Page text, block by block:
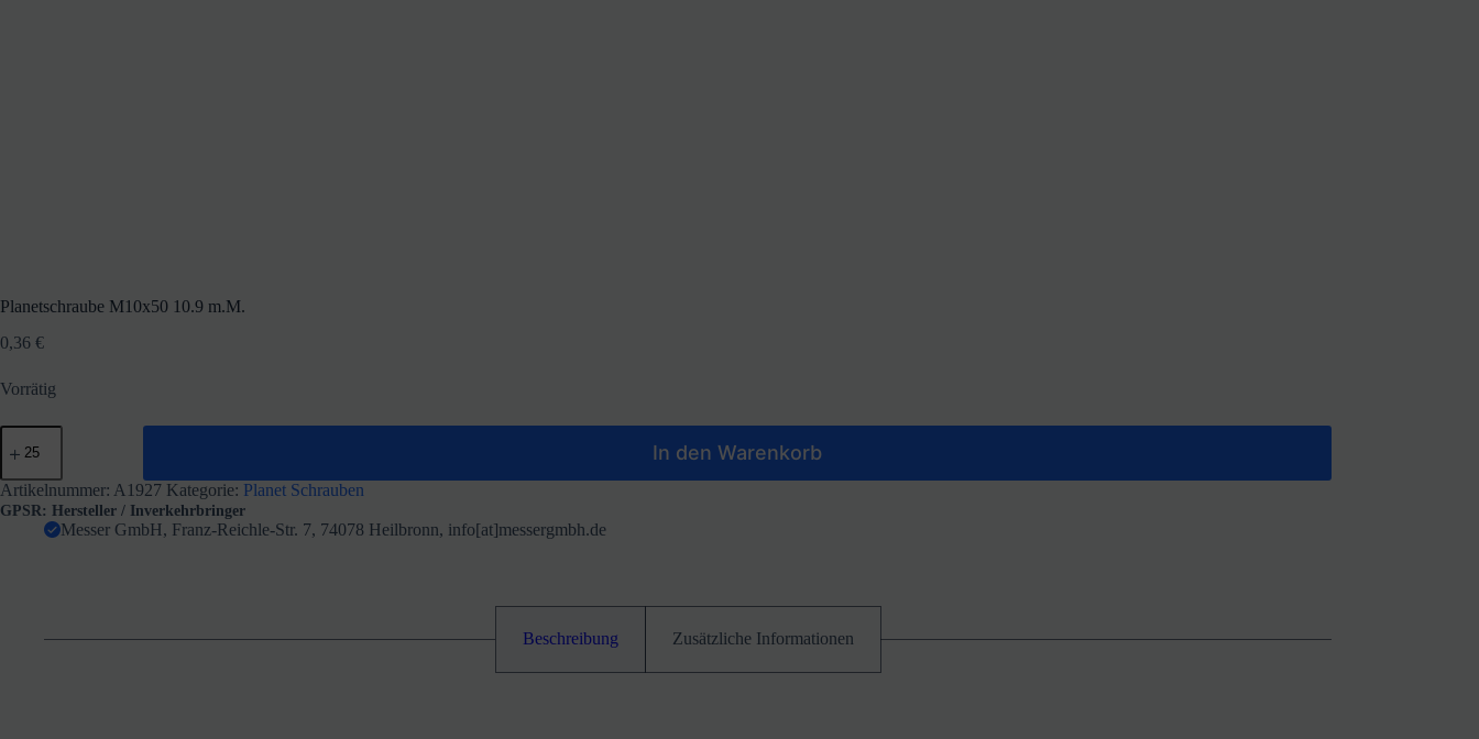
Planetschraube M10x50 10.9 m.M.
0,36 €
Vorrätig
Planetschraube
M10x50
m.M.
Menge
In den Warenkorb
Artikelnummer: A1927 Kategorie: Planet Schrauben
GPSR: Hersteller / Inverkehrbringer
Messer GmbH, Franz-Reichle-Str. 7, 74078 Heilbronn, info[at]messergmbh.de
Beschreibung Zusätzliche Informationen